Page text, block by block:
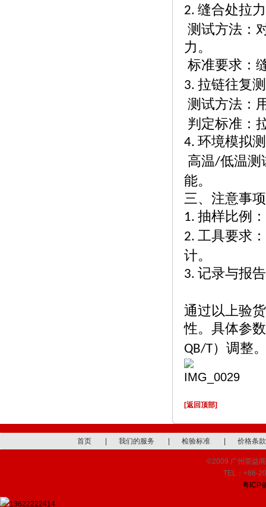
2. 缝合处拉
测试方法：
力。
标准要求：
3. 拉链往复
测试方法：
判定标准：
4. 环境模拟
高温/低温测
能。
三、注意事项
1. 抽样比例
2. 工具要求
计。
3. 记录与报
通过以上验
性。具体参
QB/T）调整
[返回顶部]
首页 我们的服务 检验标准 价格条款
©2009 广州荣益
TEL：+86-
粤ICP
13622222414